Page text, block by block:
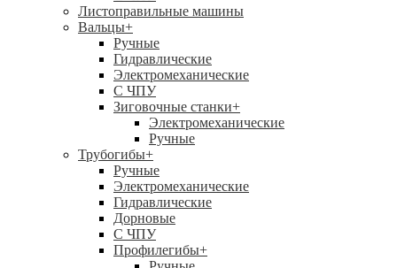
Листоправильные машины
Вальцы+
Ручные
Гидравлические
Электромеханические
С ЧПУ
Зиговочные станки+
Электромеханические
Ручные
Трубогибы+
Ручные
Электромеханические
Гидравлические
Дорновые
С ЧПУ
Профилегибы+